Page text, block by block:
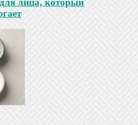
лица, который